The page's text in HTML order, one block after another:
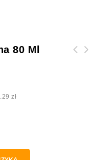
80 Ml
zł